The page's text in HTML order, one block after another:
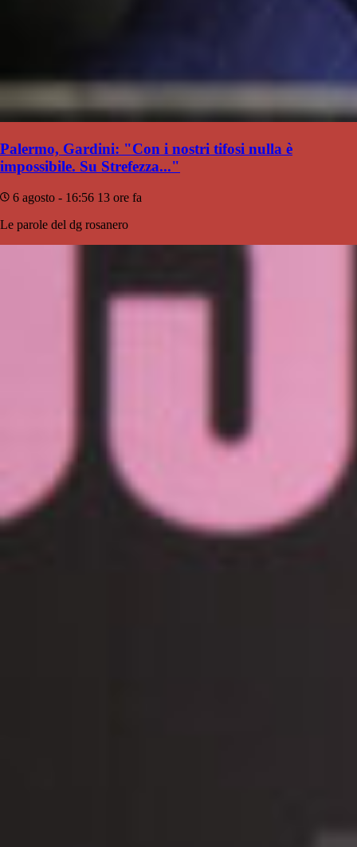
Palermo, Gardini: "Con i nostri tifosi nulla è
impossibile. Su Strefezza..."
6 agosto - 16:56 13 ore fa
Le parole del dg rosanero